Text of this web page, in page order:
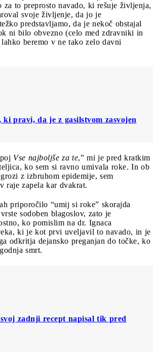
za to preprosto navado, ki rešuje življenja,
svoje življenje, da jo je
predstavljamo, da je nekoč obstajal
ni bilo obvezno (celo med zdravniki in
beremo v ne tako zelo davni
pravi, da je z gasilstvom zasvojen
Vse najboljše za te,” mi je pred kratkim
ko sem si ravno umivala roke. In ob
z izbruhom epidemije, sem
raje zapela kar dvakrat.
priporočilo “umij si roke” skorajda
sodoben blagoslov, zato je
ko pomislim na dr. Ignaca
ki je kot prvi uveljavil to navado, in je
odkritja dejansko preganjan do točke, ko
smrt.
zadnji recept napisal tik pred